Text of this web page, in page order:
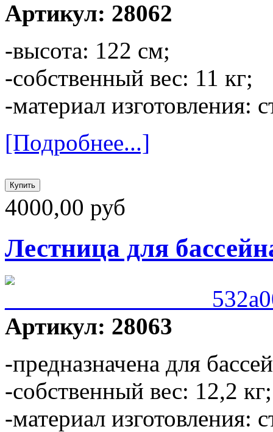
Артикул: 28062
-высота: 122 см;
-собственный вес: 11 кг;
-материал изготовления:
[Подробнее...]
4000,00 руб
Лестница для
Артикул: 28063
-предназначена для
-собственный вес: 12,2 кг;
-материал изготовления: